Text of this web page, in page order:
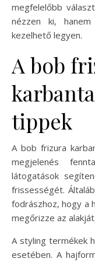
megfelelőbb
nézzen ki,
kezelhető legyen.
A bob
tippek
A bob frizura
megjelenés
látogatások
frissességét.
fodrászhoz, hogy a
megőrizze az alakját.
A styling termékek
esetében. A